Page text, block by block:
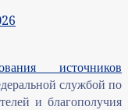
источников
службой по
и благополучия